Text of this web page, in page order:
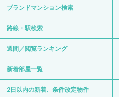
ブランドマンション検索
路線・駅検索
週間／閲覧ランキング
新着部屋一覧
2日以内の新着、条件改定物件